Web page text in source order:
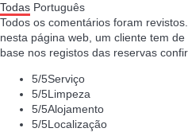
Todas Português
Todos os comentários foram
nesta página web, um cliente tem
base nos registos das reservas
5/5Serviço
5/5Limpeza
5/5Alojamento
5/5Localização